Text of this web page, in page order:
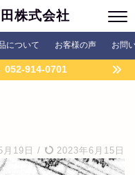
株式会社
について お客様の声 お問
052-914-0701
19日 / 2023年6月15日